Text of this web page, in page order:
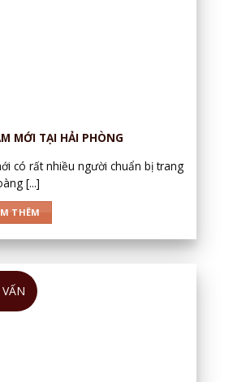
MỚI TẠI HẢI PHÒNG
có rất nhiều người chuẩn bị trang
[...]
THÊM